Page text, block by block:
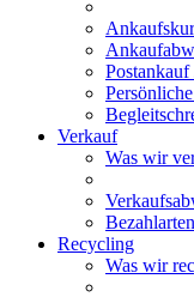
Postankauf
Verkauf
Was wir
Bezahlarten
Recycling
Was wir